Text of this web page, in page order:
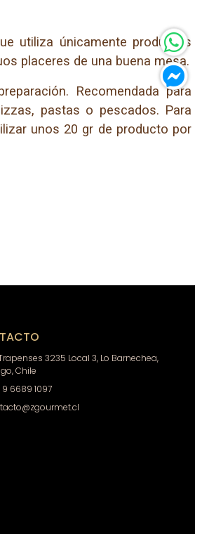
utiliza únicamente productos
placeres de una buena mesa.
Recomendada para
pastas o pescados. Para
unos 20 gr de producto por
3235 Local 3, Lo Barnechea,
Chile
6689 1097